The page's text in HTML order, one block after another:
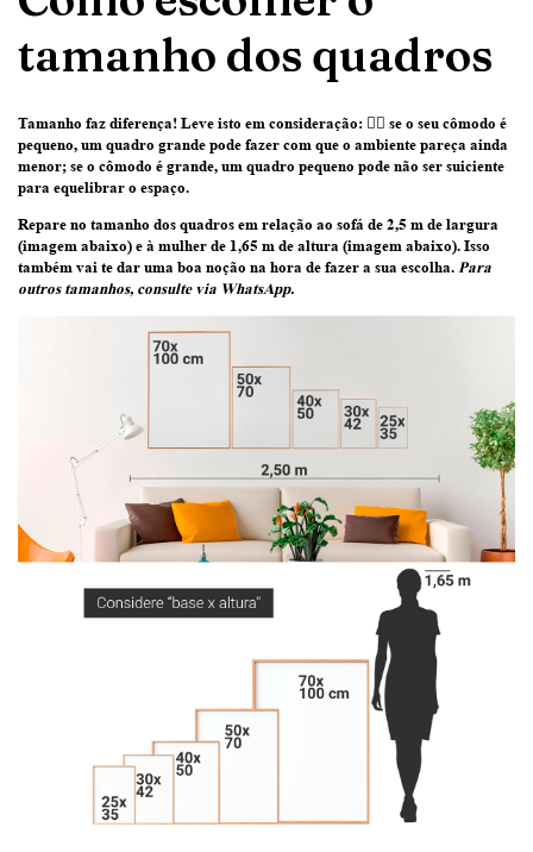
tamanho dos quadros
Tamanho faz diferença! Leve isto em consideração: 👉🏽 se o seu cômodo é
pequeno, um quadro grande pode fazer com que o ambiente pareça ainda
menor; se o cômodo é grande, um quadro pequeno pode não ser suiciente
para equelibrar o espaço.
Repare no tamanho dos quadros em relação ao sofá de 2,5 m de largura
(imagem abaixo) e à mulher de 1,65 m de altura (imagem abaixo). Isso
também vai te dar uma boa noção na hora de fazer a sua escolha. Para
outros tamanhos, consulte via WhatsApp.